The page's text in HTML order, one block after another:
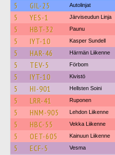
5 GIL-25 Autolinjat
5 YES-1 Järviseudun Linja
5 HBT-32 Paunu
5 IYT-10 Kasper Sundell
5 HAR-46 Härmän Liikenne
5 TEV-5 Förbom
5 IYT-10 Kivistö
5 HI-901 Hellsten Soini
5 LRR-41 Ruponen
5 HNM-905 Lehdon Liikenne
5 HBC-55 Vekka Liikenne
5 OET-605 Kainuun Liikenne
5 ECF-5 Vesma